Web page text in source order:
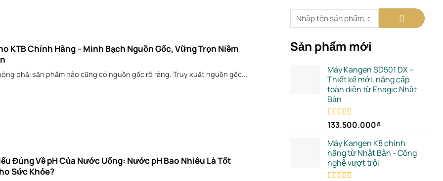
KTB Chính Hãng – Minh Bạch Nguồn Gốc, Vững Trọn Niềm
phải sản phẩm nào cũng có nguồn gốc rõ ràng. Truy xuất nguồn gốc...
Đúng Về pH Của Nước Uống: Nước pH Bao Nhiêu Là Tốt
Sức Khỏe?
Sản phẩm mới
Máy Kangen SD501 DX –
Thiết kế mới, nâng cấp
toàn diện từ Enagic Nhật
Bản
Rated5.00
133.500.000₫
Máy Kangen K8 chính
hãng từ Nhật Bản - Công
nghệ vượt trội